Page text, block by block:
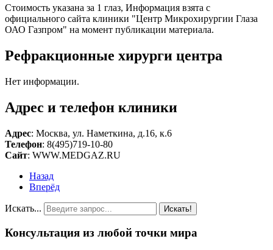
Стоимость указана за 1 глаз, Информация взята с
официального сайта клиники "Центр Микрохирургии Глаза
ОАО Газпром" на момент публикации материала.
Рефракционные хирурги центра
Нет информации.
Адрес и телефон клиники
Адрес: Москва, ул. Наметкина, д.16, к.6
Телефон: 8(495)719-10-80
Сайт: WWW.MEDGAZ.RU
Назад
Вперёд
Искать... Искать!
Консультация из любой точки мира